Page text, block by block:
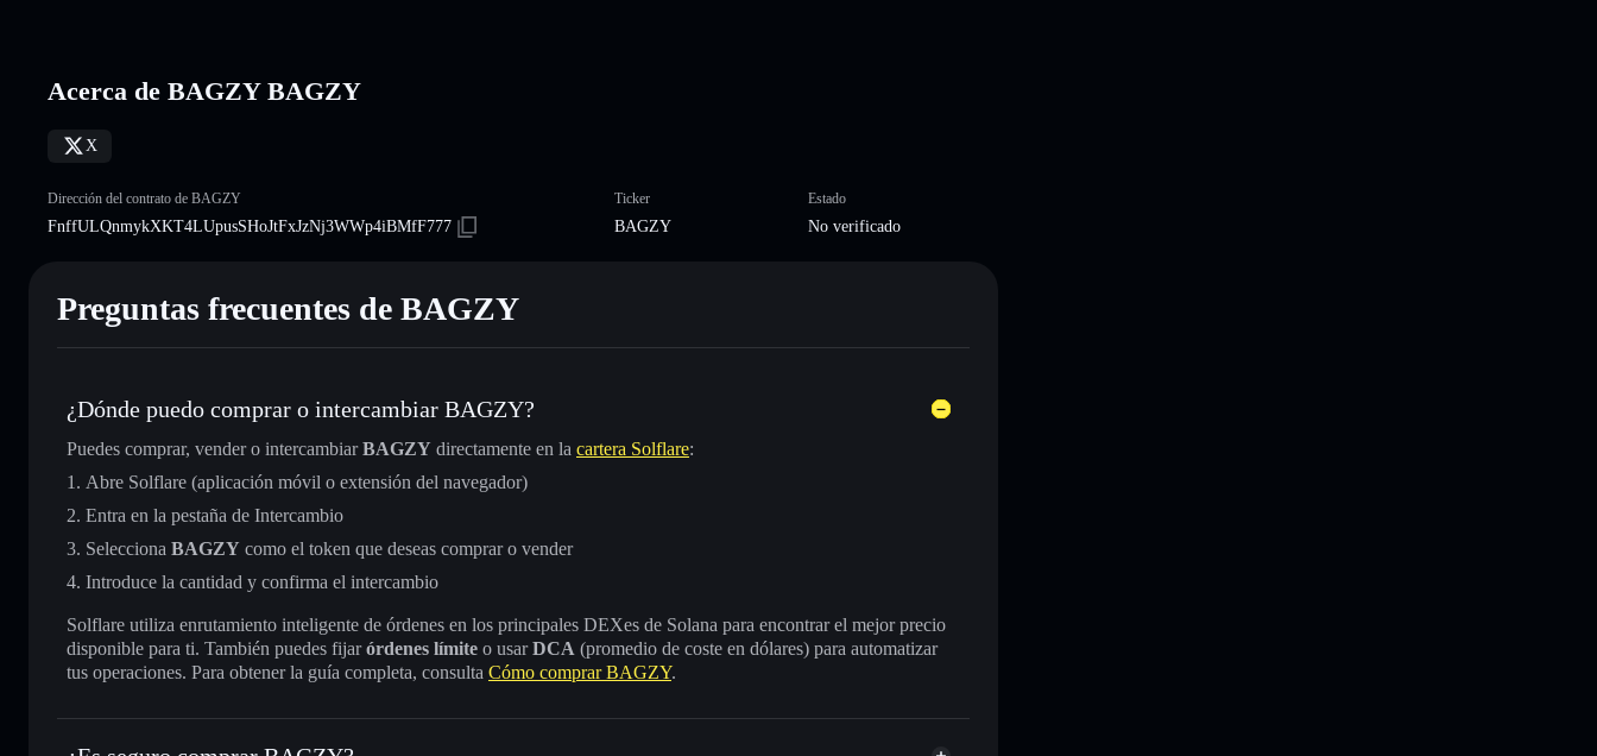
Acerca de BAGZY BAGZY
X
Dirección del contrato de BAGZY
FnffULQnmykXKT4LUpusSHoJtFxJzNj3WWp4iBMfF777
Ticker
BAGZY
Estado
No verificado
Preguntas frecuentes de BAGZY
¿Dónde puedo comprar o intercambiar BAGZY?
Puedes comprar, vender o intercambiarBAGZY directamente en la cartera Solflare:
Abre Solflare (aplicación móvil o extensión del navegador)
Entra en la pestaña de Intercambio
Selecciona BAGZY como el token que deseas comprar o vender
Introduce la cantidad y confirma el intercambio
Solflare utiliza enrutamiento inteligente de órdenes en los principales DEXes de Solana para encontrar el mejor precio
disponible para ti. También puedes fijarórdenes límite o usarDCA (promedio de coste en dólares) para automatizar
tus operaciones. Para obtener la guía completa, consulta Cómo comprar BAGZY.